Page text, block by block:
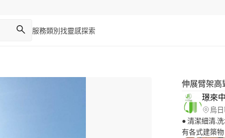
服務類別 找靈感探索
伸展臂架高
璟來
烏
● 清潔細清.
有各式建築